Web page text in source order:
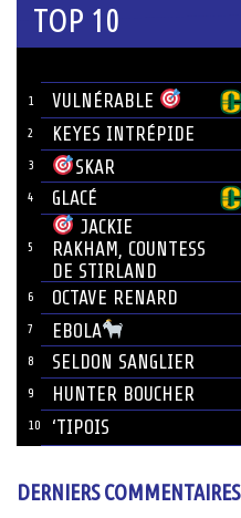
TOP 10
1 VULNÉRABLE
2 KEYES INTRÉPIDE
3 SKAR
4 GLACÉ
5
JACKIE
RAKHAM, COUNTESS
DE STIRLAND
6 OCTAVE RENARD
7 EBOLA
8 SELDON SANGLIER
9 HUNTER BOUCHER
10 ‘TIPOIS
DERNIERS COMMENTAIRES